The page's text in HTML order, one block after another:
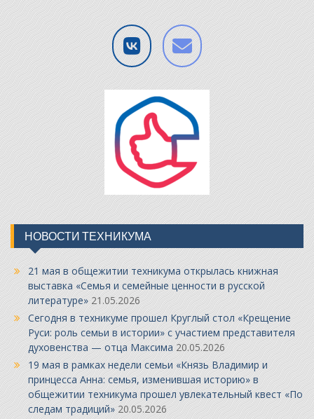
НОВОСТИ ТЕХНИКУМА
21 мая в общежитии техникума открылась книжная
выставка «Семья и семейные ценности в русской
литературе» 21.05.2026
Сегодня в техникуме прошел Круглый стол «Крещение
Руси: роль семьи в истории» с участием представителя
духовенства — отца Максима 20.05.2026
19 мая в рамках недели семьи «Князь Владимир и
принцесса Анна: семья, изменившая историю» в
общежитии техникума прошел увлекательный квест «По
следам традиций» 20.05.2026